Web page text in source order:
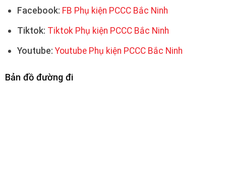
Facebook: FB Phụ kiện PCCC Bắc Ninh
Tiktok: Tiktok Phụ kiện PCCC Bắc Ninh
Youtube: Youtube Phụ kiện PCCC Bắc Ninh
Bản đồ đường đi